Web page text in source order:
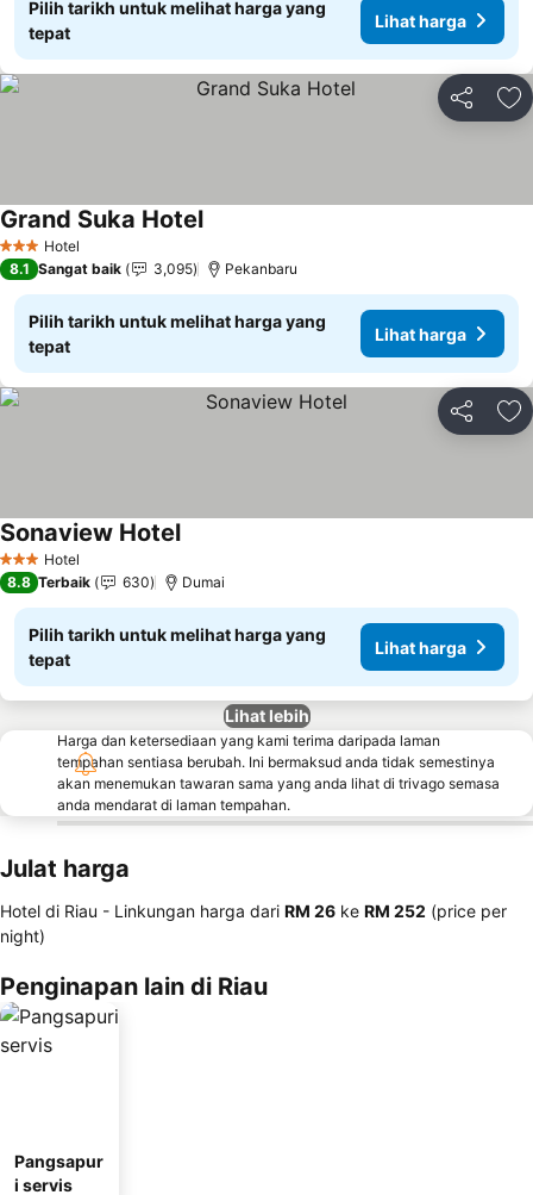
Pilih tarikh untuk melihat harga yang
tepat
Lihat harga
Kongsi
3 BintangHotel
Grand Suka Hotel
8.1 Sangat baik 3,095 Pekanbaru
Pilih tarikh untuk melihat harga yang
tepat
Lihat harga
Kongsi
3 BintangHotel
Sonaview Hotel
8.8 Terbaik 630 Dumai
Pilih tarikh untuk melihat harga yang
tepat
Lihat harga
Lihat lebih
Harga dan ketersediaan yang kami terima daripada laman
tempahan sentiasa berubah. Ini bermaksud anda tidak semestinya
akan menemukan tawaran sama yang anda lihat di trivago semasa
anda mendarat di laman tempahan.
Julat harga
Hotel di Riau - Linkungan harga dari ‎RM 26 ke ‎RM 252 (price per
night)
Penginapan lain di Riau
Pangsapur
i servis